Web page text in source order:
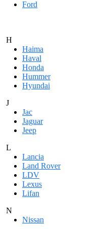
Ford
H
Haima
Haval
Honda
Hummer
Hyundai
J
Jac
Jaguar
Jeep
L
Lancia
Land Rover
LDV
Lexus
Lifan
N
Nissan